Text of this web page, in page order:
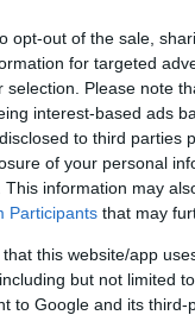
opt-out of the sale,
for targeted
selection. Please note
interest-based ads
to third parties
of your personal
This information may
Participants that may
that this website/app
but not limited
to Google and its
ενοχής,
την απώλεια,
αυτά ξεκινάει με
Η φάση αυτή είναι